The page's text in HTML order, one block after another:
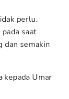
perlu.
saat
dan semakin
kepada Umar